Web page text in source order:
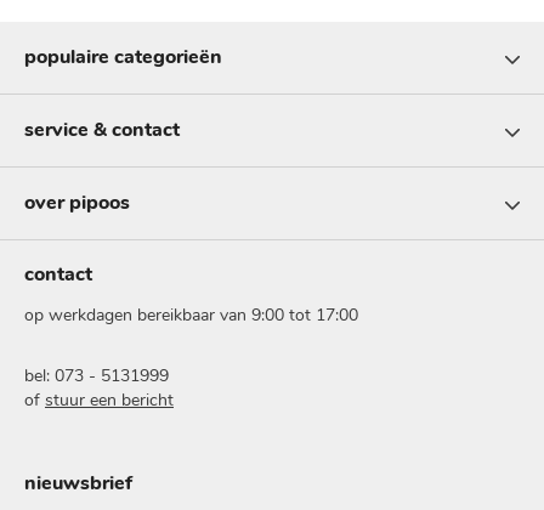
contact
op werkdagen bereikbaar van 9:00 tot 17:00
bel: 073 - 5131999
of stuur een bericht
nieuwsbrief
populaire categorieën
service & contact
over pipoos